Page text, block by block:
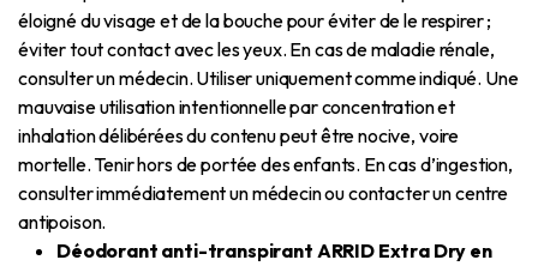
éloigné du visage et de la bouche pour éviter de le respirer ;
éviter tout contact avec les yeux. En cas de maladie rénale,
consulter un médecin. Utiliser uniquement comme indiqué. Une
mauvaise utilisation intentionnelle par concentration et
inhalation délibérées du contenu peut être nocive, voire
mortelle. Tenir hors de portée des enfants. En cas d’ingestion,
consulter immédiatement un médecin ou contacter un centre
antipoison.
Déodorant anti-transpirant ARRID Extra Dry en